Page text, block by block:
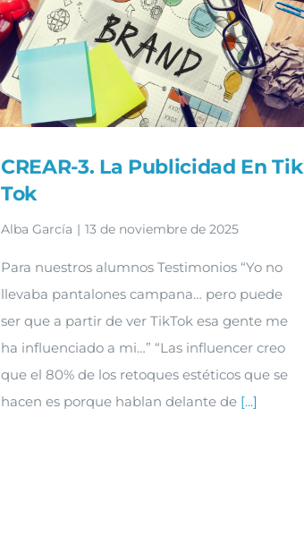
CREAR-3. La Publicidad En Tik
Tok
Alba García | 13 de noviembre de 2025
Para nuestros alumnos Testimonios “Yo no
llevaba pantalones campana… pero puede
ser que a partir de ver TikTok esa gente me
ha influenciado a mi…” “Las influencer creo
que el 80% de los retoques estéticos que se
hacen es porque hablan delante de[...]